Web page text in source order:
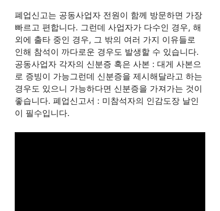
폐업신고는 공동사업자 전원이 함께 방문하면 가장
빠르고 편합니다. 그런데 사업자가 다수인 경우, 해
외에 출타 중인 경우, 그 밖의 여러 가지 이유들로
인해 참석이 까다로운 경우도 발생할 수 있습니다.
공동사업자 각자의 신분증 혹은 사본 : 대게 사본으
로 증빙이 가능그런데 신분증을 제시해달라고 하는
경우도 있으니 가능하다면 신분증을 가져가는 것이
좋습니다. 폐업신고서 : 미참석자의 인감도장 날인
이 필수입니다.